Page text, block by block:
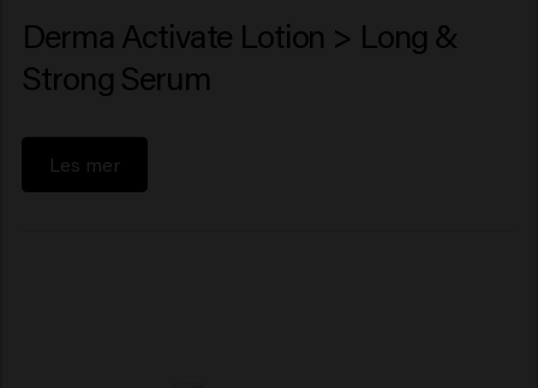
Derma Activate Lotion > Long &
Strong Serum
Les mer